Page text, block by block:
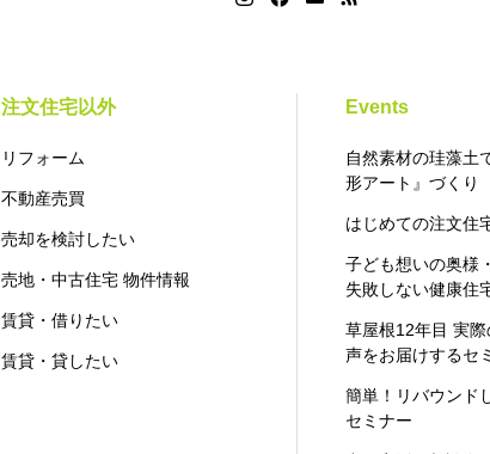
注文住宅以外
リフォーム
不動産売買
売却を検討したい
売地・中古住宅 物件情報
賃貸・借りたい
賃貸・貸したい
Events
自然素材の珪藻土
形アート』づくり
はじめての注文住
子ども想いの奥様
失敗しない健康住
草屋根12年目 実
声をお届けするセ
簡単！リバウンド
セミナー